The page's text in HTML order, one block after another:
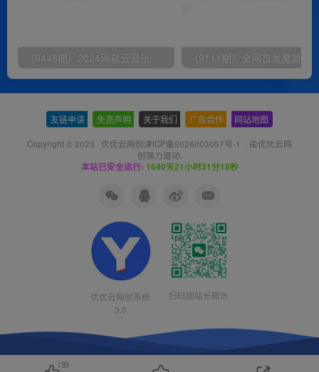
友链申请 免责声明 关于我们 广告合作 网站地图
Copyright © 2023 · 优优云网创津ICP备2026003057号-1 · 由优优云网
创强力驱动.
本站已安全运行: 1640天21小时31分19秒
优优云网创系统
3.0
扫码加站长微信
189